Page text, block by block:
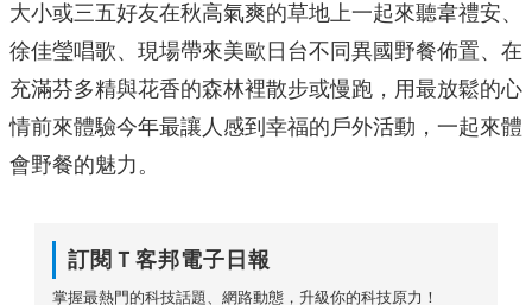
大小或三五好友在秋高氣爽的草地上一起來聽韋禮安、
徐佳瑩唱歌、現場帶來美歐日台不同異國野餐佈置、在
充滿芬多精與花香的森林裡散步或慢跑，用最放鬆的心
情前來體驗今年最讓人感到幸福的戶外活動，一起來體
會野餐的魅力。
訂閱Ｔ客邦電子日報
掌握最熱門的科技話題、網路動態，升級你的科技原力！